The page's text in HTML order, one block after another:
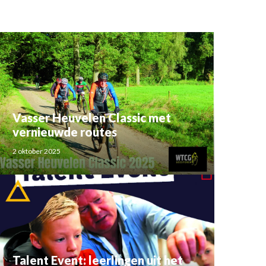
Vasser Heuvelen Classic met
vernieuwde routes
2 oktober 2025
Talent Event: leerlingen uit het